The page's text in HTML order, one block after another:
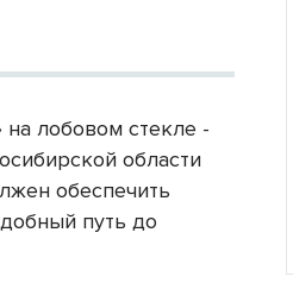
лобовом стекле -
области
обеспечить
путь до